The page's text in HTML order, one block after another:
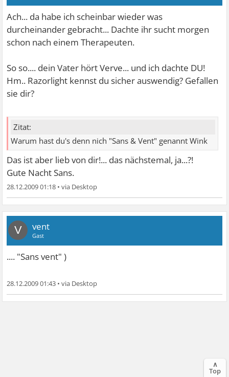
Ach... da habe ich scheinbar wieder was
durcheinander gebracht... Dachte ihr sucht morgen
schon nach einem Therapeuten.
So so.... dein Vater hört Verve... und ich dachte DU!
Hm.. Razorlight kennst du sicher auswendig? Gefallen
sie dir?
Zitat:
Warum hast du's denn nich "Sans & Vent" genannt Wink
Das ist aber lieb von dir!... das nächstemal, ja...?!
Gute Nacht Sans.
28.12.2009 01:18 •
V vent
Gast
.... "Sans vent")
28.12.2009 01:43 •
∧
Top